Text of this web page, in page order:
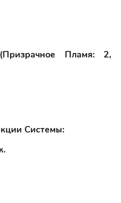
Пламя: 2,
Системы: